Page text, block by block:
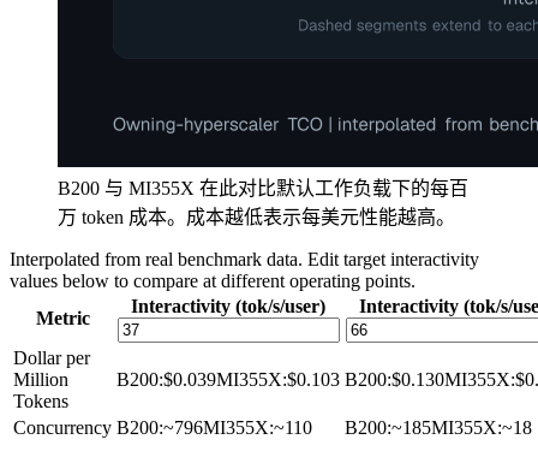
B200 与 MI355X 在此对比默认工作负载下的每百
万 token 成本。成本越低表示每美元性能越高。
Interpolated from real benchmark data. Edit target interactivity
values below to compare at different operating points.
Metric
Interactivity (tok/s/user) Interactivity (tok/s/
Dollar per
Million
Tokens
B200:$0.039MI355X:$0.103 B200:$0.130MI355X:
Concurrency B200:~796MI355X:~110 B200:~185MI355X:~18